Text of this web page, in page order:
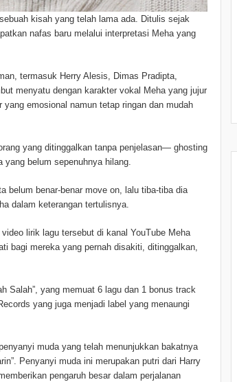
kisah yang telah lama ada. Ditulis sejak
nafas baru melalui interpretasi Meha yang
termasuk Herry Alesis, Dimas Pradipta,
menyatu dengan karakter vokal Meha yang jujur
emosional namun tetap ringan dan mudah
yang ditinggalkan tanpa penjelasan— ghosting
belum sepenuhnya hilang.
belum benar-benar move on, lalu tiba-tiba dia
dalam keterangan tertulisnya.
lirik lagu tersebut di kanal YouTube Meha
bagi mereka yang pernah disakiti, ditinggalkan,
Salah”, yang memuat 6 lagu dan 1 bonus track
yang juga menjadi label yang menaungi
muda yang telah menunjukkan bakatnya
Penyanyi muda ini merupakan putri dari Harry
pengaruh besar dalam perjalanan